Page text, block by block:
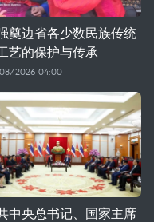
奠边省各少数民族传统
艺的保护与传承
2026 04:00
中央总书记、国家主席